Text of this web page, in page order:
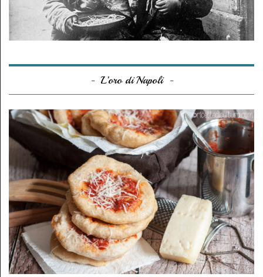
L’oro di Napoli